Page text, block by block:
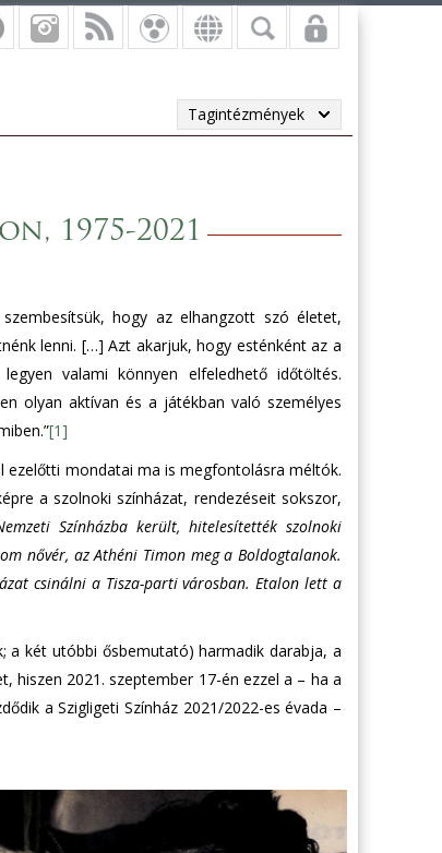
Tagintézmények
1975-2021
hogy az elhangzott szó életet,
lenni. […] Azt akarjuk, hogy esténként az a
valami könnyen elfeledhető időtöltés.
olyan aktívan és a játékban való személyes
[1]
ezelőtti mondatai ma is megfontolásra méltók.
a szolnoki színházat, rendezéseit sokszor,
Színházba került, hitelesítették szolnoki
nővér, az Athéni Timon meg a Boldogtalanok.
csinálni a Tisza-parti városban. Etalon lett a
a két utóbbi ősbemutató) harmadik darabja, a
hiszen 2021. szeptember 17-én ezzel a – ha a
a Szigligeti Színház 2021/2022-es évada –